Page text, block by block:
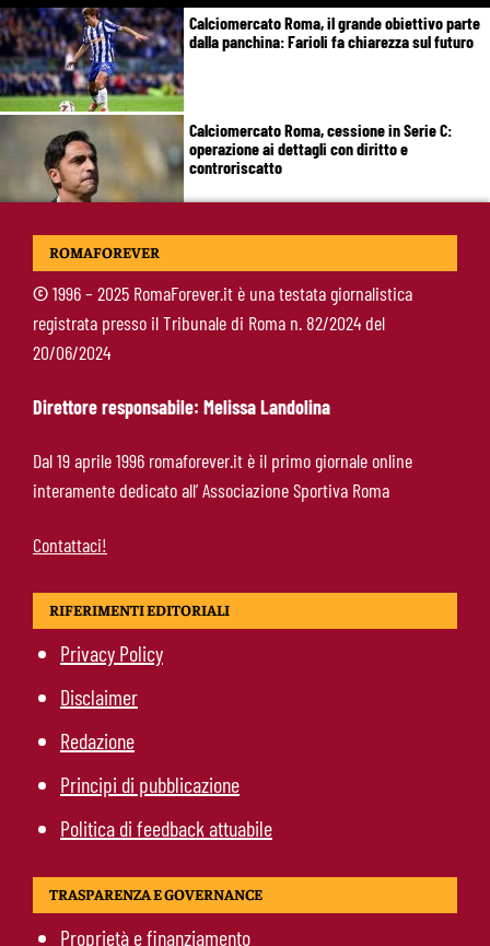
Calciomercato Roma, il grande obiettivo parte
dalla panchina: Farioli fa chiarezza sul futuro
Calciomercato Roma, cessione in Serie C:
operazione ai dettagli con diritto e
controriscatto
Calciomercato Roma, tutto fatto per Molina:
Hermoso, sospiro di sollievo per la Roma:
nessun infortunio dopo il problema alla
caviglia
ROMAFOREVER
©1996 – 2025 RomaForever.it è una testata giornalistica
registrata presso il Tribunale di Roma n. 82/2024 del
20/06/2024
Direttore responsabile: Melissa Landolina
Dal 19 aprile 1996 romaforever.it è il primo giornale online
interamente dedicato all’ Associazione Sportiva Roma
Contattaci!
RIFERIMENTI EDITORIALI
Privacy Policy
Disclaimer
Redazione
Principi di pubblicazione
Politica di feedback attuabile
TRASPARENZA E GOVERNANCE
Proprietà e finanziamento